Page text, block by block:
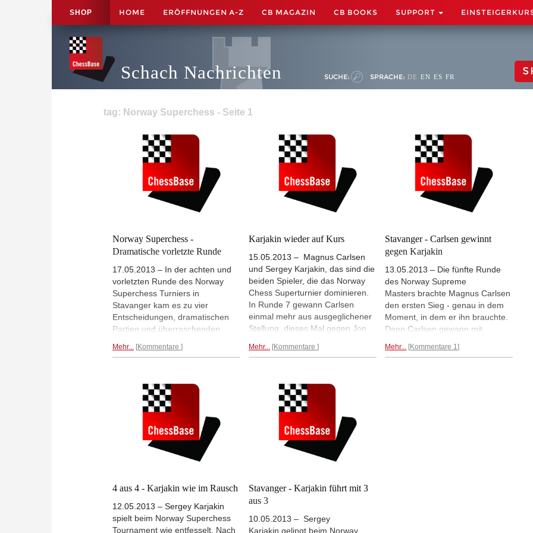
SHOP HOME ERÖFFNUNGEN A-Z CB MAGAZIN CB BOOKS SUPPORT
Schach Nachrichten SUCHE: SPRACHE: DE EN ES FR
tag: Norway Superchess - Seite 1
Norway Superchess -
Dramatische vorletzte Runde
17.05.2013 – In der achten und
vorletzten Runde des Norway
Superchess Turniers in
Stavanger kam es zu vier
Entscheidungen, dramatischen
Partien und überraschenden
Sergey Karjakin und Magnus
Hao. Karjakin bleibt
Tabellenführer, aber noch einen
Ausrutscher darf er sich in der
letzten Runde nicht
erlauben.Ergebnisse, Tabelle,
Mehr... Kommentare
Karjakin wieder auf Kurs
15.05.2013 – Magnus Carlsen
und Sergey Karjakin, das sind die
beiden Spieler, die das Norway
Chess Superturnier dominieren.
In Runde 7 gewann Carlsen
einmal mehr aus ausgeglichener
Stellung, dieses Mal gegen Jon
Karjakin nach der Niederlage
Hikaru Nakamura punktete und
weiter alleine führt.
Tabelle, Partien...
Mehr... Kommentare
Stavanger - Carlsen gewinnt
gegen Karjakin
13.05.2013 – Die fünfte Runde
des Norway Supreme
Masters brachte Magnus Carlsen
den ersten Sieg - genau in dem
Moment, in dem er ihn brauchte.
Denn Carlsen gewann mit
der mit 4 aus 4 gestartet war,
Mehr... Kommentare 1
4 aus 4 - Karjakin wie im Rausch
12.05.2013 – Sergey Karjakin
spielt beim Norway Superchess
Tournament wie entfesselt. Nach
Stavanger - Karjakin führt mit 3
aus 3
10.05.2013 – Sergey
Karjakin gelingt beim Norway